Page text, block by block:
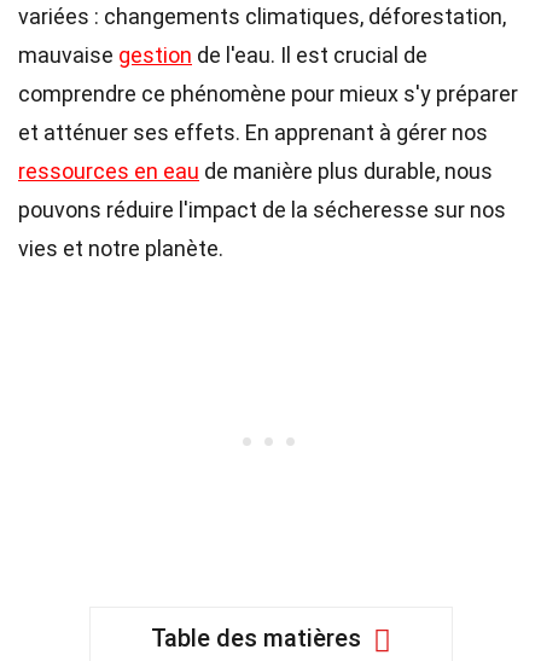
variées : changements climatiques, déforestation,
mauvaise gestion de l'eau. Il est crucial de
comprendre ce phénomène pour mieux s'y préparer
et atténuer ses effets. En apprenant à gérer nos
ressources en eau de manière plus durable, nous
pouvons réduire l'impact de la sécheresse sur nos
vies et notre planète.
Table des matières